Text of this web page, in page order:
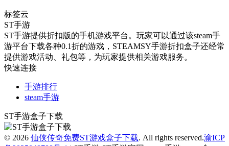
标签云
ST手游
ST手游提供折扣版的手机游戏平台。玩家可以通过该steam手
游平台下载各种0.1折的游戏，STEAMSY手游折扣盒子还经常
提供游戏活动、礼包等，为玩家提供相关游戏服务。
快速连接
手游排行
steam手游
ST手游盒子下载
© 2026 仙侠传奇免费ST游戏盒子下载. All rights reserved.渝ICP